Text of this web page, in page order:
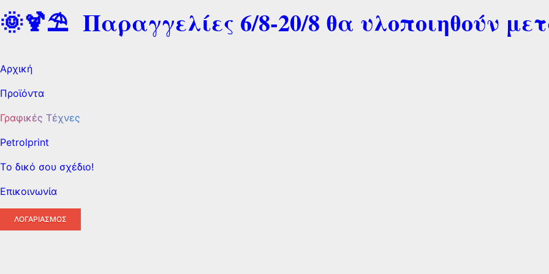
🌞🍹⛱️ Παραγγελίες 6/8-20/8 θα υλοποιηθούν
Αρχική
Προϊόντα
Γραφικές Τέχνες
Petrolprint
Tο δικό σου σχέδιο!
Επικοινωνία
ΛΟΓΑΡΙΑΣΜΌΣ